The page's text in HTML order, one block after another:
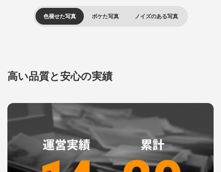
色褪せた写真 ボケた写真 ノイズのある写真
高い品質と安心の実績